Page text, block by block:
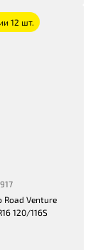
12 шт.
Venture
120/116S